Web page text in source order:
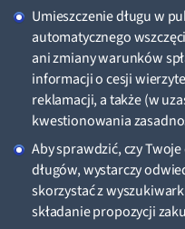
Umieszczenie długu w
automatycznego
ani zmiany warunków
informacji o cesji
reklamacji, a także (w
kwestionowania
Aby sprawdzić, czy
długów, wystarczy
skorzystać z
składanie propozycji